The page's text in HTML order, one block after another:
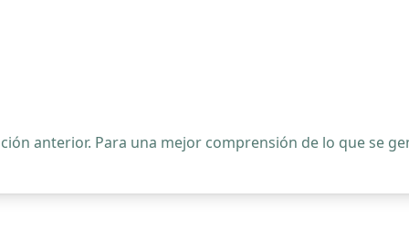
anterior. Para una mejor comprensión de lo que se